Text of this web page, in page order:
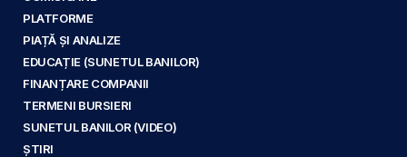
PLATFORME
PIAȚĂ ȘI ANALIZE
EDUCAȚIE (SUNETUL BANILOR)
FINANȚARE COMPANII
TERMENI BURSIERI
SUNETUL BANILOR (VIDEO)
ȘTIRI